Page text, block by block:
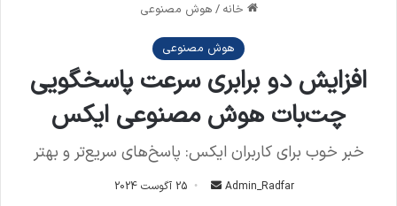
خانه / هوش مصنوعی
هوش مصنوعی
افزایش دو برابری سرعت پاسخگویی
چت‌بات هوش مصنوعی ایکس
خبر خوب برای کاربران ایکس: پاسخ‌های سریع‌تر و بهتر
Admin_Radfar
25 آگوست 2024